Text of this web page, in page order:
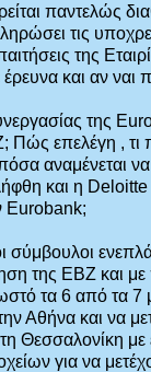
παντελώς
τις
της
και αν ναι
της
επελέγη , τι
αναμένεται να
και η
Eurobank;
σύμβουλοι
της ΕΒΖ και με
τα 6 από τα 7
Αθήνα και να
Θεσσαλονίκη
για να